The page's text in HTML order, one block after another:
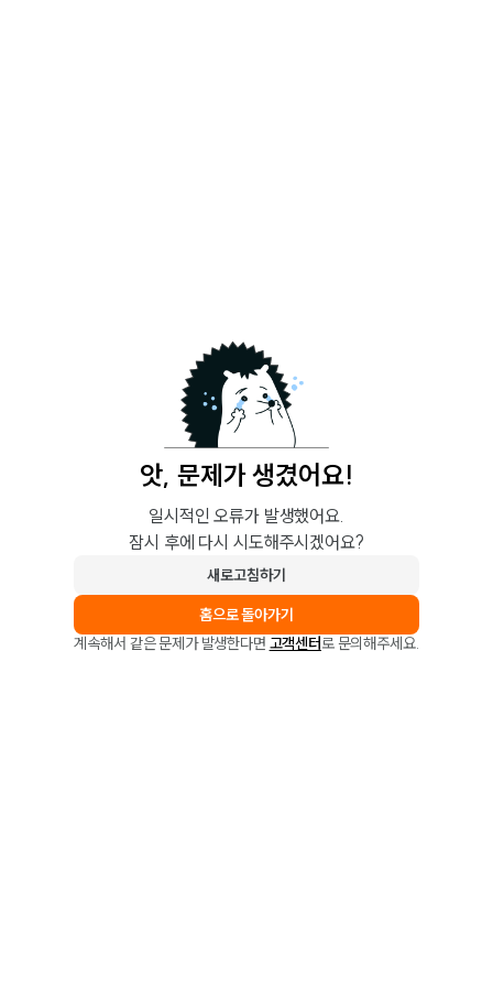
앗, 문제가 생겼어요!
일시적인 오류가 발생했어요.
잠시 후에 다시 시도해주시겠어요?
새로고침하기
홈으로 돌아가기
계속해서 같은 문제가 발생한다면 고객센터로 문의해주세요.